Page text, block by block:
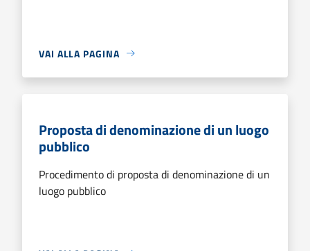
VAI ALLA PAGINA
Proposta di denominazione di un luogo
pubblico
Procedimento di proposta di denominazione di un
luogo pubblico